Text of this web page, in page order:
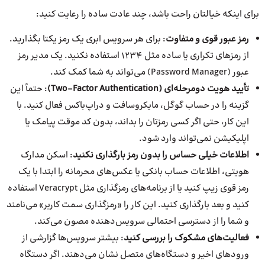
برای اینکه خیالتان راحت باشد، چند عادت ساده را رعایت کنید:
رمز عبور قوی و متفاوت: برای هر سرویس ابری یک رمز یکتا بگذارید.
از رمزهای تکراری یا ساده مثل ۱۲۳۴ استفاده نکنید. یک مدیر رمز
عبور (Password Manager) می‌تواند به شما کمک کند.
تأیید هویت دومرحله‌ای (Two-Factor Authentication)
: حتماً این
گزینه را در حساب گوگل، مایکروسافت و دراپ‌باکس فعال کنید. با
این کار، حتی اگر کسی رمزتان را بداند، بدون کد موقت پیامک یا
اپلیکیشن نمی‌تواند وارد شود.
اطلاعات خیلی حساس را بدون رمز بارگذاری نکنید: اسکن مدارک
هویتی، اطلاعات حساب بانکی یا عکس‌های محرمانه را ابتدا با یک
رمز قوی زیپ کنید یا از برنامه‌های رمزگذاری مثل Veracrypt استفاده
کنید و بعد بارگذاری کنید. این کار را «رمزگذاری سمت کاربر» می‌نامند
و شما را از دسترسی احتمالی سرویس‌دهنده مصون می‌کند.
فعالیت‌های مشکوک را بررسی کنید: بیشتر سرویس‌ها گزارشی از
ورودهای اخیر و دستگاه‌های متصل نشان می‌دهند. اگر دستگاه